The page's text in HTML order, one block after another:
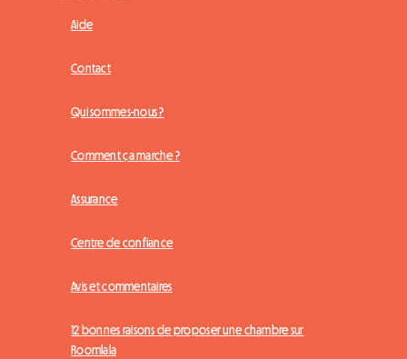
Aide
Contact
Qui sommes-nous ?
Comment ça marche ?
Assurance
Centre de confiance
Avis et commentaires
12 bonnes raisons de proposer une chambre sur
Roomlala